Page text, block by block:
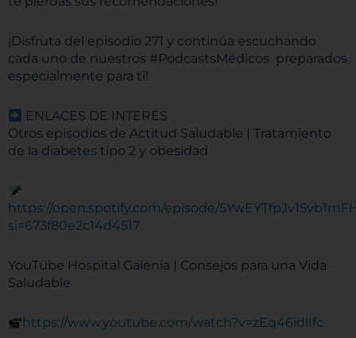
¡Disfruta del episodio 271 y continúa escuchando
cada uno de nuestros #PodcastsMédicos preparados
especialmente para ti!
ENLACES DE INTERÉS
Otros episodios de Actitud Saludable | Tratamiento
de la diabetes tipo 2 y obesidad
https://open.spotify.com/episode/
si=673f80e2c14d4517
YouTube Hospital Galenia | Consejos para una Vida
Saludable
https://www.youtube.com/watch?v=zEq46idlIfc